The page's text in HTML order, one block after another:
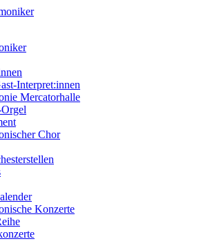
Interpret:innen
Mercatorhalle
Chor
Konzerte